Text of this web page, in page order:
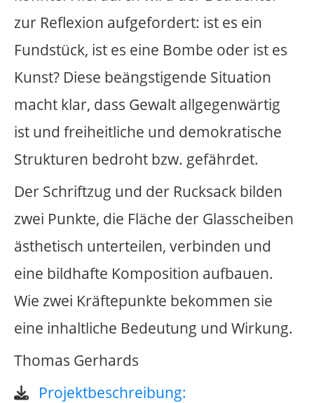
such a topic requires a sensitive and well-
reflected attitude. The monument should
glorify neither violence nor vigilantism. In
our society, which is shaped by
Christianity, tyrannicide is regarded as
ethically extremely controversial.
resistance fighter Georg Elser, one must
emphasise his efforts on freedom, his
courage to act and his sense of political
responsibility.
With this in mind, I propose the following
sculpture. I would like to set up a brown
glass wall with the dimensions of
2.50metres height x12metres in length
through this tinted transparent surface,
the background appears in shades of